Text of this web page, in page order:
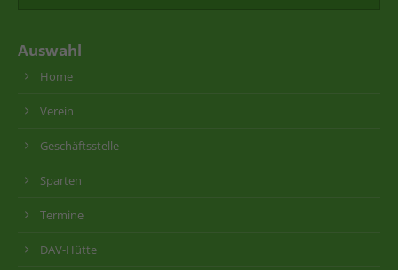
Auswahl
Home
Verein
Geschäftsstelle
Sparten
Termine
DAV-Hütte